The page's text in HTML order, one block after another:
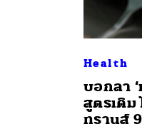
Health
บอกลา ‘
สูตรเดิม
ทรานส์